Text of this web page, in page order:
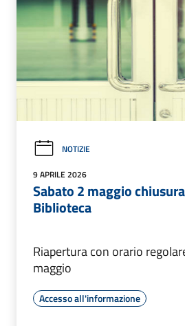
NOTIZIE
9 APRILE 2026
Sabato 2 maggio
Biblioteca
Riapertura con orario
maggio
Accesso all'informazione